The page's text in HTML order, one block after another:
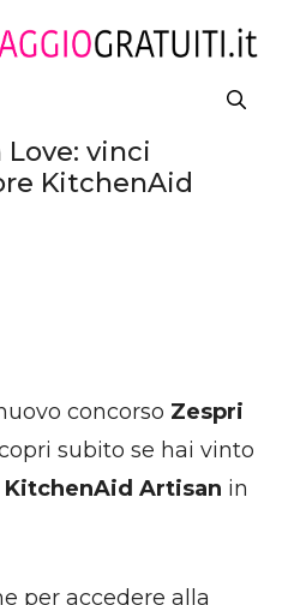
vinci
KitchenAid
concorso Zespri
subito se hai vinto
KitchenAid Artisan in
per accedere alla